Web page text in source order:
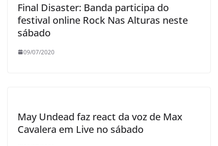
Final Disaster: Banda participa do
festival online Rock Nas Alturas neste
sábado
09/07/2020
May Undead faz react da voz de Max
Cavalera em Live no sábado